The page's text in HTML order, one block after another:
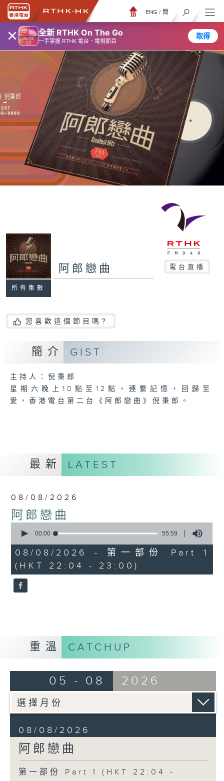
× 全新 RTHK On The Go
一手掌握 RTHK 電台、電視節目
取得
ENG / 簡
所有集數
阿郎戀曲 電台直播
您喜歡這個節目嗎?
簡介 GIST
主持人：倪秉郎
星期六晚上10點至12點，連繫記憶，回歸至
愛，香港電台第二台《阿郎戀曲》倪秉郎。
最新 LATEST
08/08/2026
阿郎戀曲
seconds
55
minutes,
59
seconds
00:00 55:59
08/08/2026 - 第一部份 Part 1
(HKT 22:04 - 23:00)
重溫 CATCHUP
05 - 08 2026
08/08/2026
阿郎戀曲
第一部份 Part 1 (HKT 22:04 -